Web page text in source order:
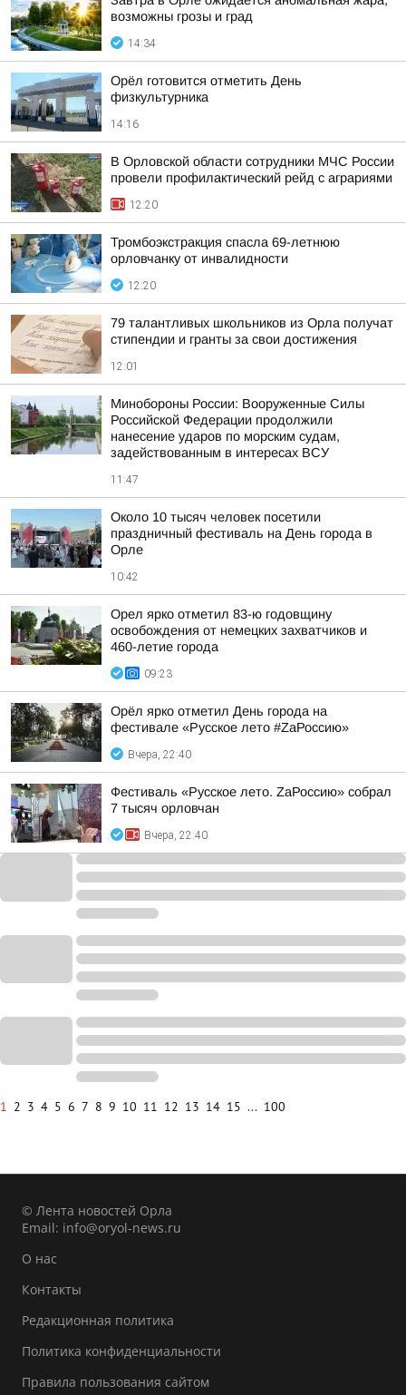
возможны грозы и град
14:34
Орёл готовится отметить День
физкультурника
14:16
В Орловской области сотрудники МЧС России
провели профилактический рейд с аграриями
12:20
Тромбоэкстракция спасла 69-летнюю
орловчанку от инвалидности
12:20
79 талантливых школьников из Орла получат
стипендии и гранты за свои достижения
12:01
Минобороны России: Вооруженные Силы
Российской Федерации продолжили
нанесение ударов по морским судам,
задействованным в интересах ВСУ
11:47
Около 10 тысяч человек посетили
праздничный фестиваль на День города в
Орле
10:42
Орел ярко отметил 83-ю годовщину
освобождения от немецких захватчиков и
460-летие города
09:23
Орёл ярко отметил День города на
фестивале «Русское лето #ZaРоссию»
Вчера, 22:40
Фестиваль «Русское лето. ZаРоссию» собрал
7 тысяч орловчан
Вчера, 22:40
1 2 3 4 5 6 7 8 9 10 11 12 13 14 15 ... 100
© Лента новостей Орла
Email: info@oryol-news.ru
О нас
Контакты
Редакционная политика
Политика конфиденциальности
Правила пользования сайтом